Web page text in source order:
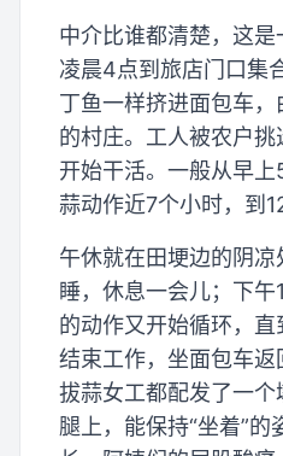
中介比谁都清楚，这是
凌晨4点到旅店门口集
丁鱼一样挤进面包车
的村庄。工人被农户
开始干活。一般从早
蒜动作近7个小时，到
午休就在田埂边的阴
睡，休息一会儿；下
的动作又开始循环，
结束工作，坐面包车
拔蒜女工都配发了一
腿上，能保持“坐着”